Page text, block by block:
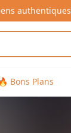
authentiques
Bons Plans